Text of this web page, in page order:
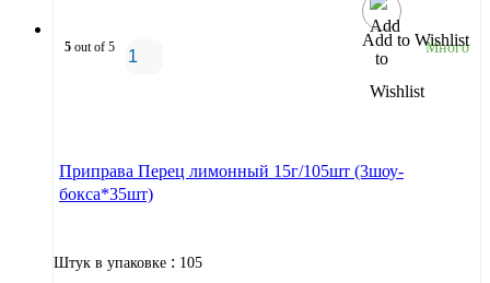
Add to Wishlist
5 out of 5 Много
Приправа Перец лимонный 15г/105шт (3шоу-
бокса*35шт)
Штук в упаковке : 105